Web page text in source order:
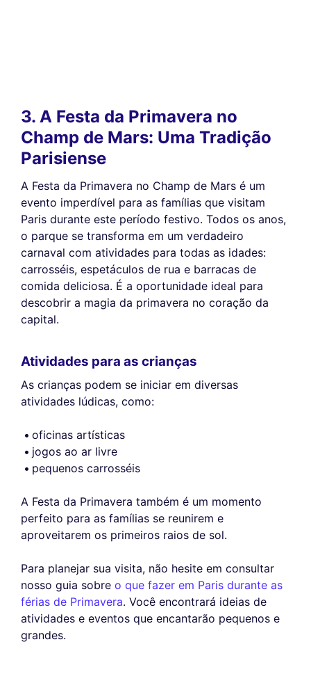
3. A Festa da Primavera no
Champ de Mars: Uma Tradição
Parisiense
A Festa da Primavera no Champ de Mars é um
evento imperdível para as famílias que visitam
Paris durante este período festivo. Todos os anos,
o parque se transforma em um verdadeiro
carnaval com atividades para todas as idades:
carrosséis, espetáculos de rua e barracas de
comida deliciosa. É a oportunidade ideal para
descobrir a magia da primavera no coração da
capital.
Atividades para as crianças
As crianças podem se iniciar em diversas
atividades lúdicas, como:
oficinas artísticas
jogos ao ar livre
pequenos carrosséis
A Festa da Primavera também é um momento
perfeito para as famílias se reunirem e
aproveitarem os primeiros raios de sol.
Para planejar sua visita, não hesite em consultar
nosso guia sobre o que fazer em Paris durante as
férias de Primavera. Você encontrará ideias de
atividades e eventos que encantarão pequenos e
grandes.